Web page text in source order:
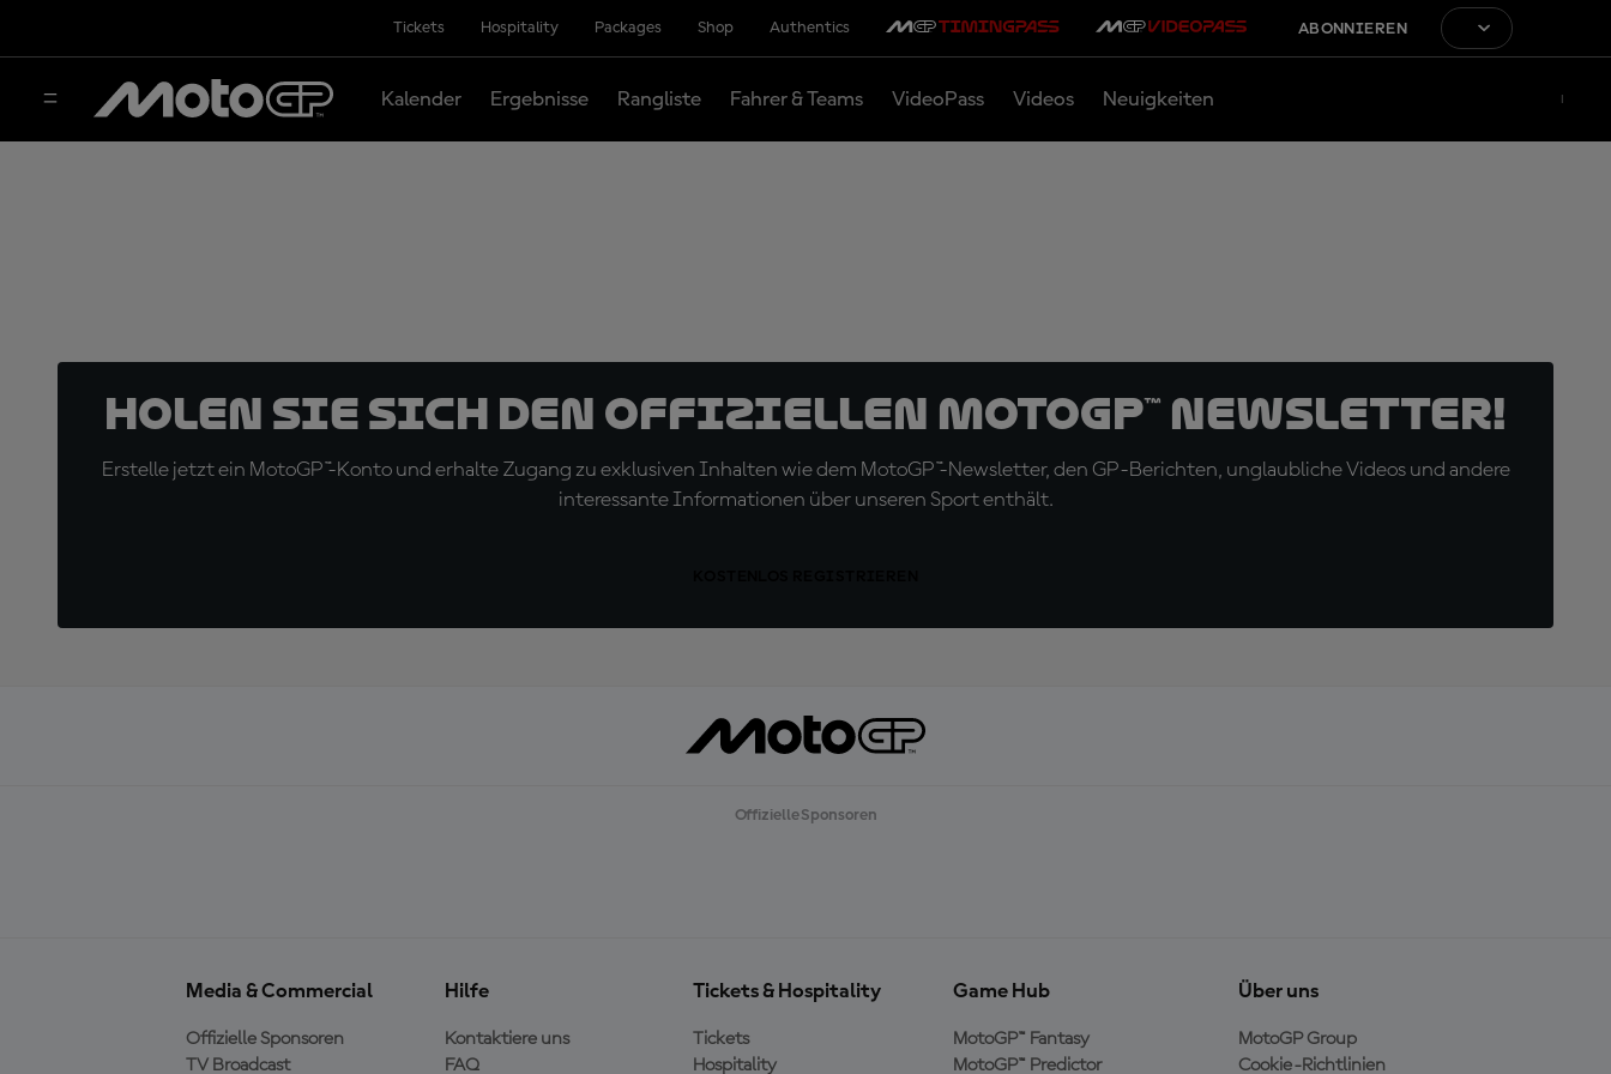
Tickets Hospitality Packages Shop Authentics ABONNIEREN
Kalender Ergebnisse Rangliste Fahrer & Teams VideoPass Videos Neuigkeiten
Holen Sie sich den offiziellen MotoGP™ Newsletter!
Erstelle jetzt ein MotoGP™-Konto und erhalte Zugang zu exklusiven Inhalten wie dem MotoGP™-Newsletter, den GP-Berichten, unglaubliche Videos und andere
interessante Informationen über unseren Sport enthält.
Offizielle Sponsoren
Media & Commercial
Offizielle Sponsoren
TV Broadcast
Hilfe
Kontaktiere uns
FAQ
Tickets & Hospitality
Tickets
Hospitality
Game Hub
MotoGP™ Fantasy
MotoGP™ Predictor
Über uns
MotoGP Group
Cookie-Richtlinien